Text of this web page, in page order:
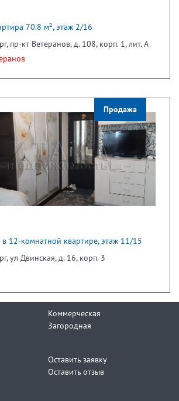
70.8 м², этаж 2/16
пр-кт Ветеранов, д. 108, корп. 1, лит. А
Продажа
12-комнатной квартире, этаж 11/15
ул Двинская, д. 16, корп. 3
Коммерческая
Загородная
Оставить заявку
Оставить отзыв